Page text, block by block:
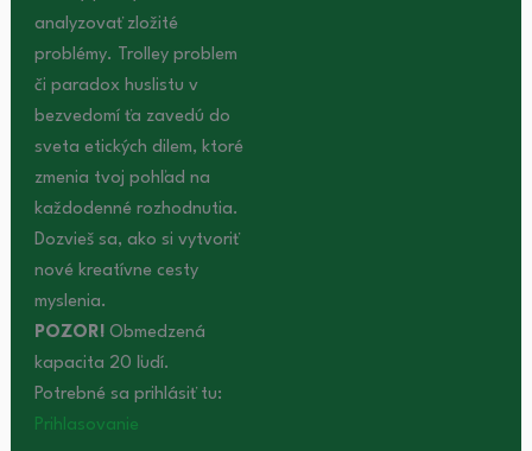
analyzovať zložité
problémy. Trolley problem
či paradox huslistu v
bezvedomí ťa zavedú do
sveta etických dilem, ktoré
zmenia tvoj pohľad na
každodenné rozhodnutia.
Dozvieš sa, ako si vytvoriť
nové kreatívne cesty
myslenia.
POZOR! Obmedzená
kapacita 20 ľudí.
Potrebné sa prihlásiť tu:
Prihlasovanie